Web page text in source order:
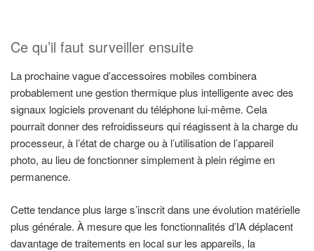
Ce qu’il faut surveiller ensuite
La prochaine vague d’accessoires mobiles combinera
probablement une gestion thermique plus intelligente avec des
signaux logiciels provenant du téléphone lui-même. Cela
pourrait donner des refroidisseurs qui réagissent à la charge du
processeur, à l’état de charge ou à l’utilisation de l’appareil
photo, au lieu de fonctionner simplement à plein régime en
permanence.
Cette tendance plus large s’inscrit dans une évolution matérielle
plus générale. À mesure que les fonctionnalités d’IA déplacent
davantage de traitements en local sur les appareils, la